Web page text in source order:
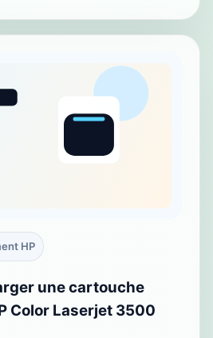
HP
une cartouche
Color Laserjet 3500